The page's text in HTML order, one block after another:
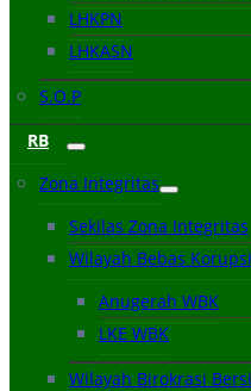
LHKPN
LHKASN
S.O.P
RB
Zona Integritas
Sekilas Zona Integritas
Wilayah Bebas
Anugerah WBK
LKE WBK
Wilayah Birokrasi